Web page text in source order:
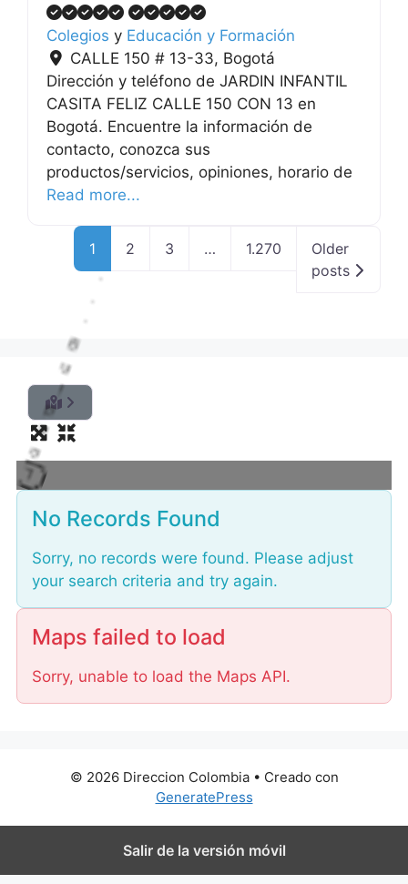
Colegios y Educación y Formación
CALLE 150 # 13-33, Bogotá
Dirección y teléfono de JARDIN INFANTIL
CASITA FELIZ CALLE 150 CON 13 en
Bogotá. Encuentre la información de
contacto, conozca sus
productos/servicios, opiniones, horario de
Read more...
1 2 3 … 1.270
Older
posts
L
o
a
i
No Records Found
Sorry, no records were found. Please adjust
your search criteria and try again.
Maps failed to load
Sorry, unable to load the Maps API.
© 2026 Direccion Colombia• Creado con
GeneratePress
Salir de la versión móvil